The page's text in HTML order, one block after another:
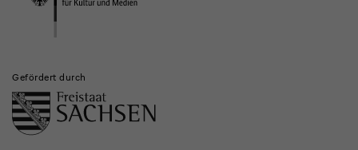
Gefördert durch